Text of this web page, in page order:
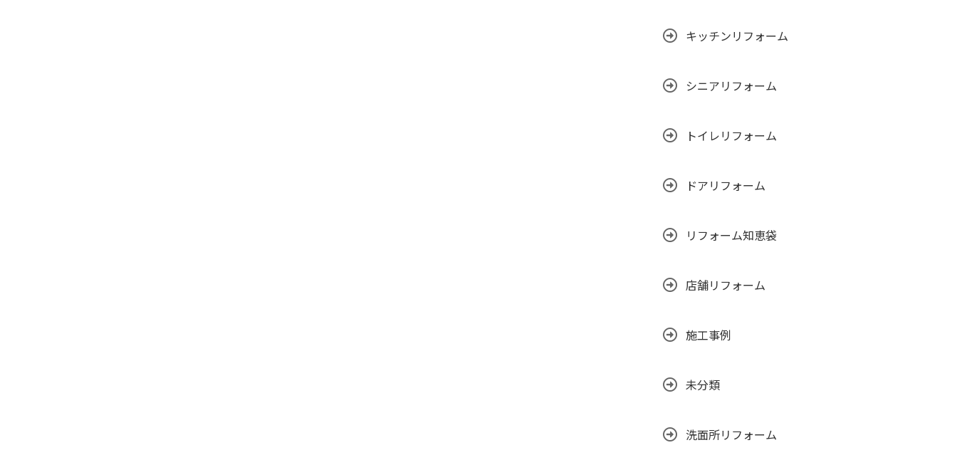
キッチンリフォーム
シニアリフォーム
トイレリフォーム
ドアリフォーム
リフォーム知恵袋
店舗リフォーム
施工事例
未分類
洗面所リフォーム